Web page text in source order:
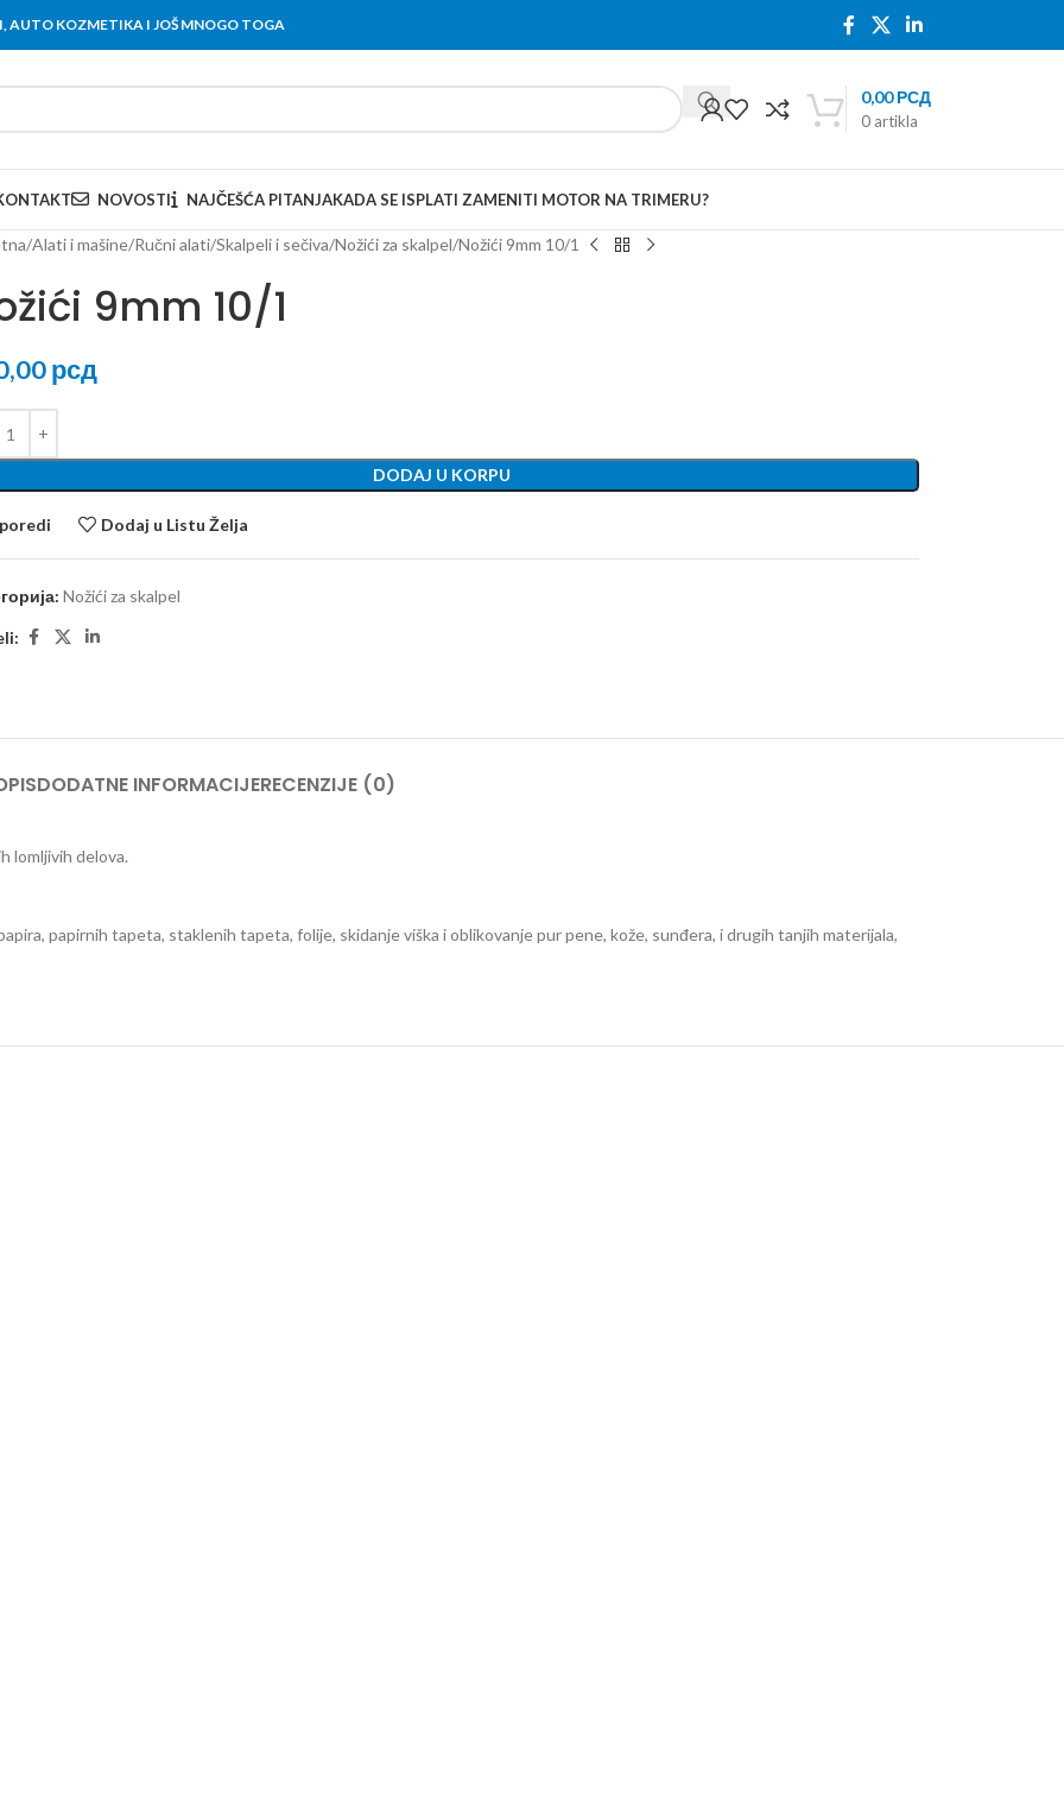
AUTO KOZMETIKA I JOŠ MNOGO TOGA
0 artikla
0,00РСД
NOVOSTI NAJČEŠĆA PITANJAKADA SE ISPLATI ZAMENITI MOTOR NA TRIMERU?
Alati i mašine Ručni alati Skalpeli i sečiva Nožići za skalpel Nožići 9mm 10/1
9mm 10/1
рсд
DODAJ U KORPU
Dodaj u Listu Želja
Nožići za skalpel
DODATNE INFORMACIJERECENZIJE (0)
lomljivih delova.
papirnih tapeta, staklenih tapeta, folije, skidanje viška i oblikovanje pur pene, kože, sunđera, i drugih tanjih materijala,